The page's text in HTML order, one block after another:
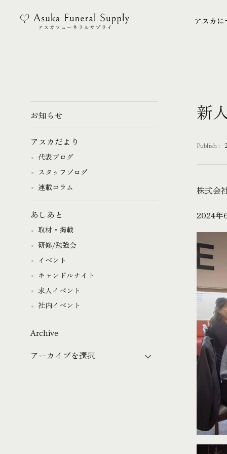
アスカに
新
Publish :
株式会
2024年
お知らせ
アスカだより
代表ブログ
スタッフブログ
連載コラム
あしあと
取材・掲載
研修/勉強会
イベント
キャンドルナイト
求人イベント
社内イベント
Archive